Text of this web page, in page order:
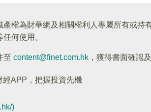
權為財華網及相關權利人專屬所有或持
何使用。
至 content@finet.com.hk ，獲得書面確認
經APP，把握投資先機
)